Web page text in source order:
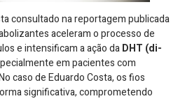
consultado na reportagem publicada
aceleram o processo de
e intensificam a ação daDHT (di-
em pacientes com
caso de Eduardo Costa, os fios
significativa, comprometendo